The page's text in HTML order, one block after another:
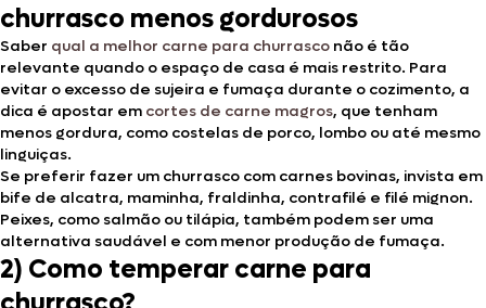
churrasco menos gordurosos
Saber qual a melhor carne para churrasco não é tão
relevante quando o espaço de casa é mais restrito. Para
evitar o excesso de sujeira e fumaça durante o cozimento, a
dica é apostar em cortes de carne magros, que tenham
menos gordura, como costelas de porco, lombo ou até mesmo
linguiças.
Se preferir fazer um churrasco com carnes bovinas, invista em
bife de alcatra, maminha, fraldinha, contrafilé e filé mignon.
Peixes, como salmão ou tilápia, também podem ser uma
alternativa saudável e com menor produção de fumaça.
2) Como temperar carne para